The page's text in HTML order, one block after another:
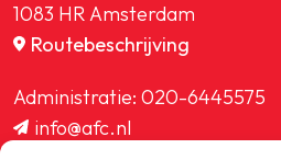
1083 HR Amsterdam
Routebeschrijving
Administratie: 020-6445575
info@afc.nl